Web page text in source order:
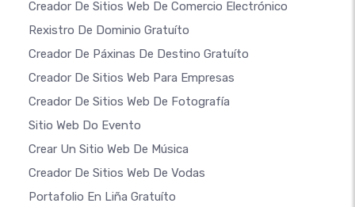
Creador De Sitios Web De Comercio Electrónico
Rexistro De Dominio Gratuíto
Creador De Páxinas De Destino Gratuíto
Creador De Sitios Web Para Empresas
Creador De Sitios Web De Fotografía
Sitio Web Do Evento
Crear Un Sitio Web De Música
Creador De Sitios Web De Vodas
Portafolio En Liña Gratuíto